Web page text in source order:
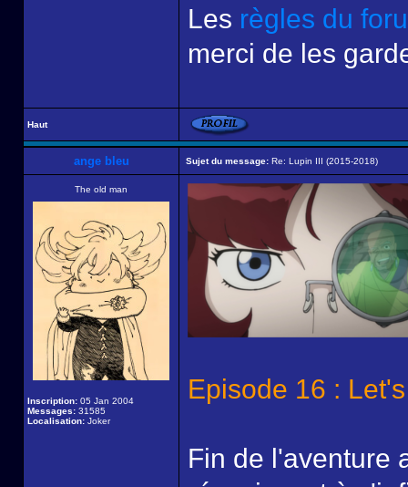
Les règles du
merci de les
Haut
ange bleu Sujet du message: Re: Lupin III (2015-2018)
The old man
Inscription: 05 Jan 2004
Messages: 31585
Localisation: Joker
Episode 16 :
Fin de l'aventure